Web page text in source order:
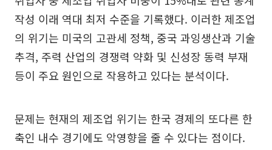
작성 이래 역대 최저 수준을 기록했다. 이러한 제조업
의 위기는 미국의 고관세 정책, 중국 과잉생산과 기술
추격, 주력 산업의 경쟁력 약화 및 신성장 동력 부재
등이 주요 원인으로 작용하고 있다는 분석이다.
문제는 현재의 제조업 위기는 한국 경제의 또다른 한
축인 내수 경기에도 악영향을 줄 수 있다는 점이다.